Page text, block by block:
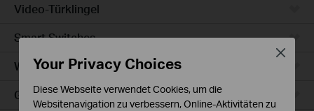
Video-Türklingel
Smart Switches
WLAN-Steckdosen
Glühbirne & LED-Streifen
Your Privacy Choices
Diese Webseite verwendet Cookies, um die
Websitenavigation zu verbessern, Online-Aktivitäten zu
Close